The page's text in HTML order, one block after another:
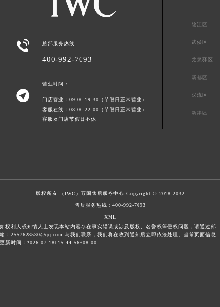
 总部服务热线
400-992-7093

营业时间：
门店营业：09:00-19:30（节假日正常营业）
客服在线：08:00-22:00（节假日正常营业）
客服及门店节假日不休
锦江区
武侯区
龙泉驿区
新都区
双流区
新津区
版权所有:（IWC） 万国售后服务中心 Copyright © 2018-2032
售后服务热线： 400-992-7093
XML
如权利人或知情人士发现本站内容存在事实错误或涉及版权、名誉权等侵权问题，请通过邮
箱：2557628530@qq.com 与我们联系，我们将在收到通知后立即依法处理。当前页面信息
更新时间：2026-07-18T15:44:56+08:00